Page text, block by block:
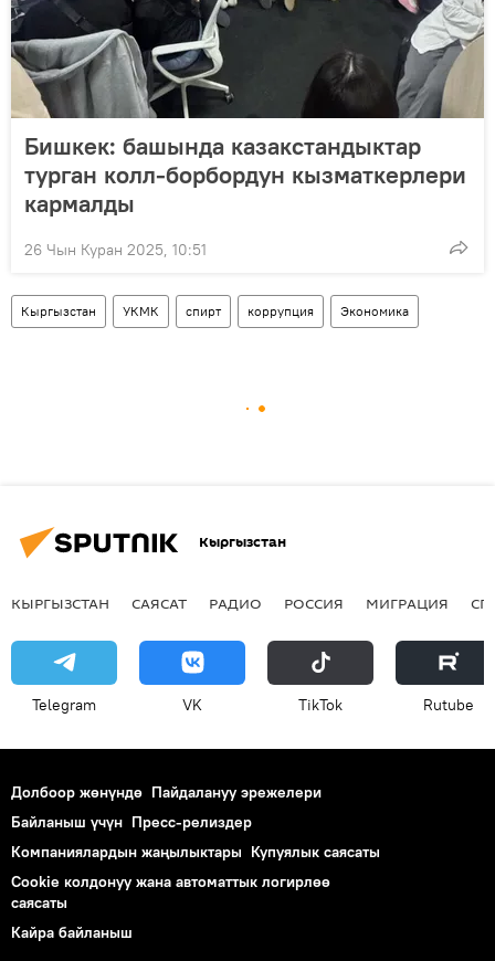
Бишкек: башында казакстандыктар
турган колл-борбордун кызматкерлери
кармалды
26 Чын Куран 2025, 10:51
Кыргызстан УКМК спирт коррупция Экономика
Кыргызстан
КЫРГЫЗСТАН САЯСАТ РАДИО РОССИЯ МИГРАЦИЯ
Telegram VK ТikТоk Rutube
Долбоор жөнүндө Пайдалануу эрежелери
Байланыш үчүн Пресс-релиздер
Компаниялардын жаңылыктары Купуялык саясаты
Cookie колдонуу жана автоматтык логирлөө
саясаты
Кайра байланыш